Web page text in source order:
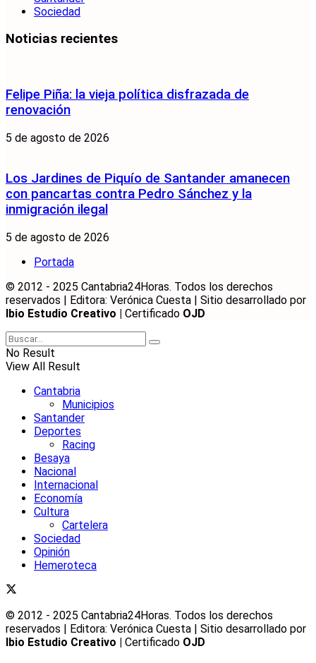
Sociedad
Noticias recientes
Felipe Piña: la vieja política disfrazada de
renovación
5 de agosto de 2026
Los Jardines de Piquío de Santander amanecen
con pancartas contra Pedro Sánchez y la
inmigración ilegal
5 de agosto de 2026
Portada
© 2012 - 2025 Cantabria24Horas. Todos los derechos
reservados | Editora: Verónica Cuesta | Sitio desarrollado por
Ibio Estudio Creativo | Certificado OJD
No Result
View All Result
Cantabria
Municipios
Santander
Deportes
Racing
Besaya
Nacional
Internacional
Economía
Cultura
Cartelera
Sociedad
Opinión
Hemeroteca
© 2012 - 2025 Cantabria24Horas. Todos los derechos
reservados | Editora: Verónica Cuesta | Sitio desarrollado por
Ibio Estudio Creativo | Certificado OJD